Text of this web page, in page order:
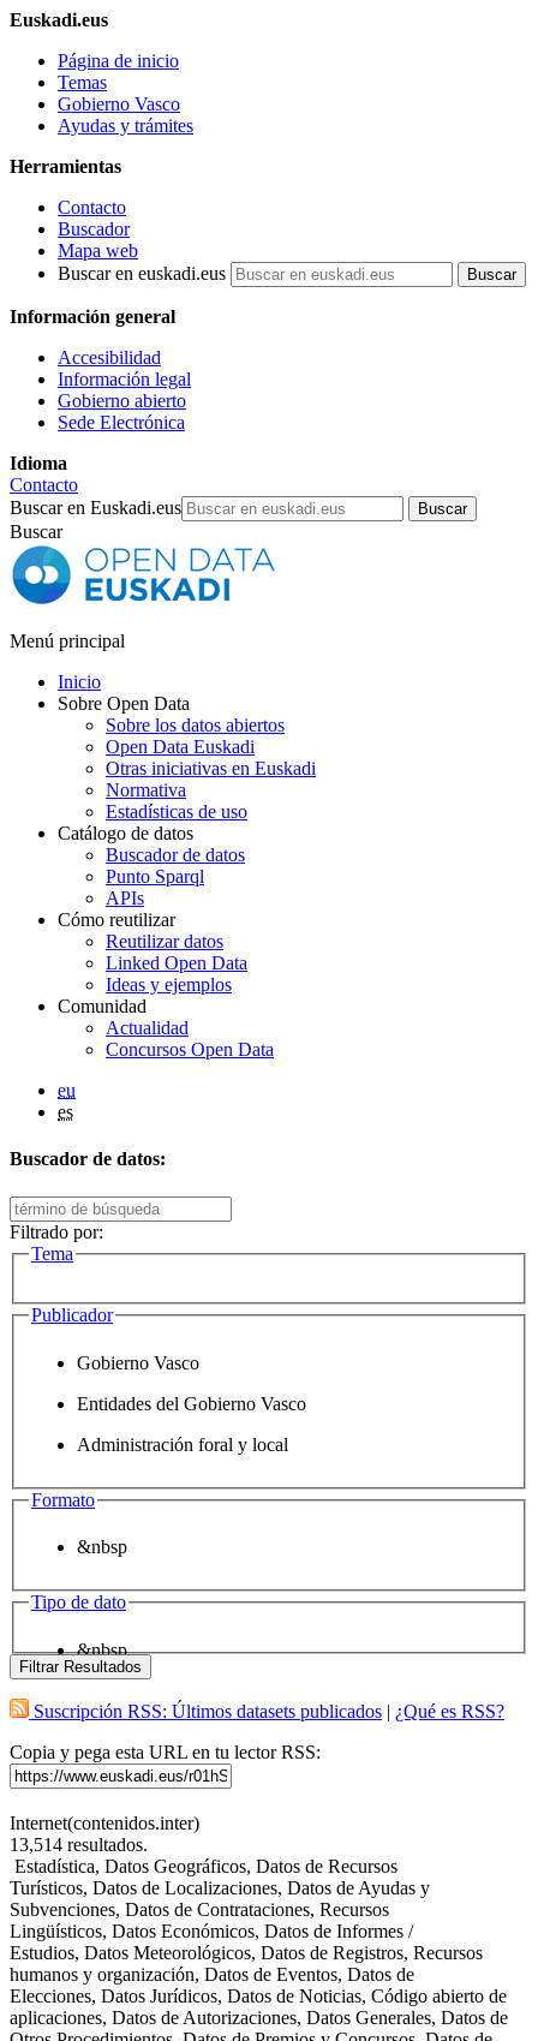
Euskadi.eus
Página de inicio
Temas
Gobierno Vasco
Ayudas y trámites
Herramientas
Contacto
Buscador
Mapa web
Buscar en euskadi.eus
Información general
Accesibilidad
Información legal
Gobierno abierto
Sede Electrónica
Idioma
Contacto
Buscar en Euskadi.eus
Buscar
Menú principal
Inicio
Sobre Open Data
Sobre los datos abiertos
Open Data Euskadi
Otras iniciativas en Euskadi
Normativa
Estadísticas de uso
Catálogo de datos
Buscador de datos
Punto Sparql
APIs
Cómo reutilizar
Reutilizar datos
Linked Open Data
Ideas y ejemplos
Comunidad
Actualidad
Concursos Open Data
eu
es
Buscador de datos:
Filtrado por:
Tema
Publicador
Gobierno Vasco
Entidades del Gobierno Vasco
Administración foral y local
Formato
&nbsp
Tipo de dato
&nbsp
Filtrar Resultados
Suscripción RSS: Últimos datasets publicados | ¿Qué es RSS?
Copia y pega esta URL en tu lector RSS:
Internet(contenidos.inter)
13,514 resultados.
Estadística, Datos Geográficos, Datos de Recursos
Turísticos, Datos de Localizaciones, Datos de Ayudas y
Subvenciones, Datos de Contrataciones, Recursos
Lingüísticos, Datos Económicos, Datos de Informes /
Estudios, Datos Meteorológicos, Datos de Registros, Recursos
humanos y organización, Datos de Eventos, Datos de
Elecciones, Datos Jurídicos, Datos de Noticias, Código abierto de
aplicaciones, Datos de Autorizaciones, Datos Generales, Datos de